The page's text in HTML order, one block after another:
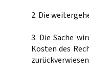
2. Die
3. Die Sache
Kosten des